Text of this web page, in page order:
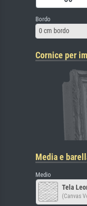
Bordo
0 cm bordo
Cornice per
Media e
Medio
Tela
(Canvas